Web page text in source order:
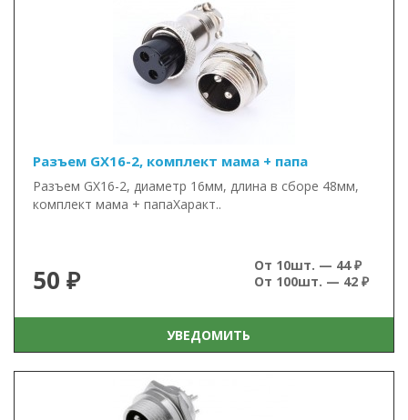
Разъем GX16-2, комплект мама + папа
Разъем GX16-2, диаметр 16мм, длина в сборе 48мм,
комплект мама + папаХаракт..
50 ₽
От 10шт. — 44 ₽
От 100шт. — 42 ₽
УВЕДОМИТЬ